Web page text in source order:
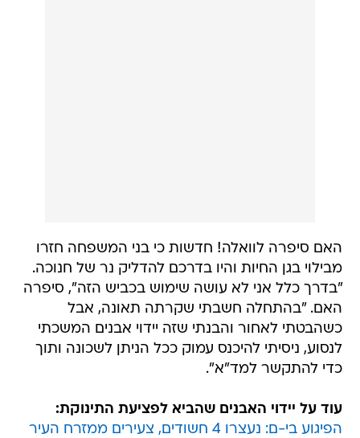
האם סיפרה לוואלה! חדשות כי בני המשפחה חזרו
מבילוי בגן החיות והיו בדרכם להדליק נר של חנוכה.
"בדרך כלל אני לא עושה שימוש בכביש הזה", סיפרה
האם. "בהתחלה חשבתי שקרתה תאונה, אבל
כשהבטתי לאחור והבנתי שזה יידוי אבנים המשכתי
לנסוע, ניסיתי להיכנס עמוק ככל הניתן לשכונה ותוך
כדי להתקשר למד"א".
עוד על יידוי האבנים שהביא לפציעת התינוקת:
הפיגוע בי-ם: נעצרו 4 חשודים, צעירים ממזרח העיר